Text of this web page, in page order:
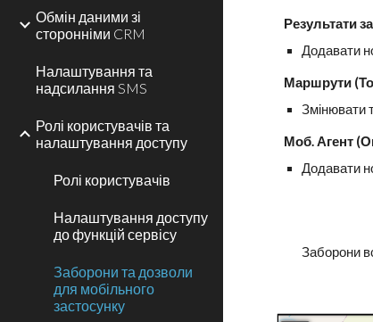
Обмін даними зі
сторонніми CRM
Налаштування та
надсилання SMS
Ролі користувачів та
налаштування доступу
Ролі користувачів
Налаштування доступу
до функцій сервісу
Заборони та дозволи
для мобільного
застосунку
Результати
Додавати
Маршрути
Змінювати
Моб. Агент
Додавати
Заборони